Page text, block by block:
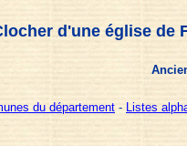
d'une église de
du département - Listes